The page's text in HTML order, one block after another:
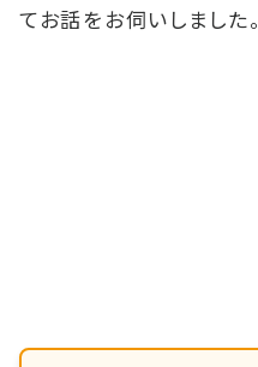
てお話をお伺いしました。